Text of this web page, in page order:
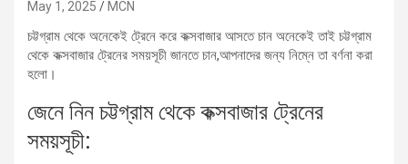
May 1, 2025 MCN
চট্টগ্রাম থেকে অনেকেই ট্রেনে করে কক্সবাজার আসতে চান অনেকেই তাই চট্টগ্রাম
থেকে কক্সবাজার ট্রেনের সময়সূচী জানতে চান,আপনাদের জন্য নিম্নে তা বর্ণনা করা
হলো।
জেনে নিন চট্টগ্রাম থেকে কক্সবাজার ট্রেনের
সময়সূচী: